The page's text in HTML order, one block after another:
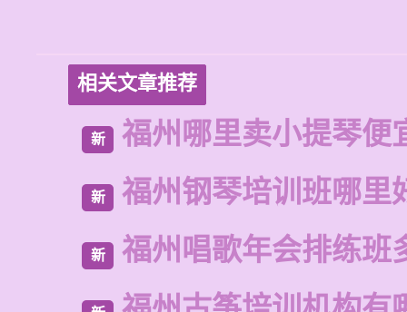
相关文章推荐
新 福州哪里卖小提琴便
新 福州钢琴培训班哪里
新 福州唱歌年会排练班